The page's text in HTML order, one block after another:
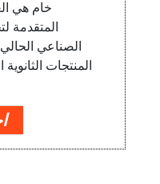
خام هي
المتقدمة
الصناعي
المنتجات